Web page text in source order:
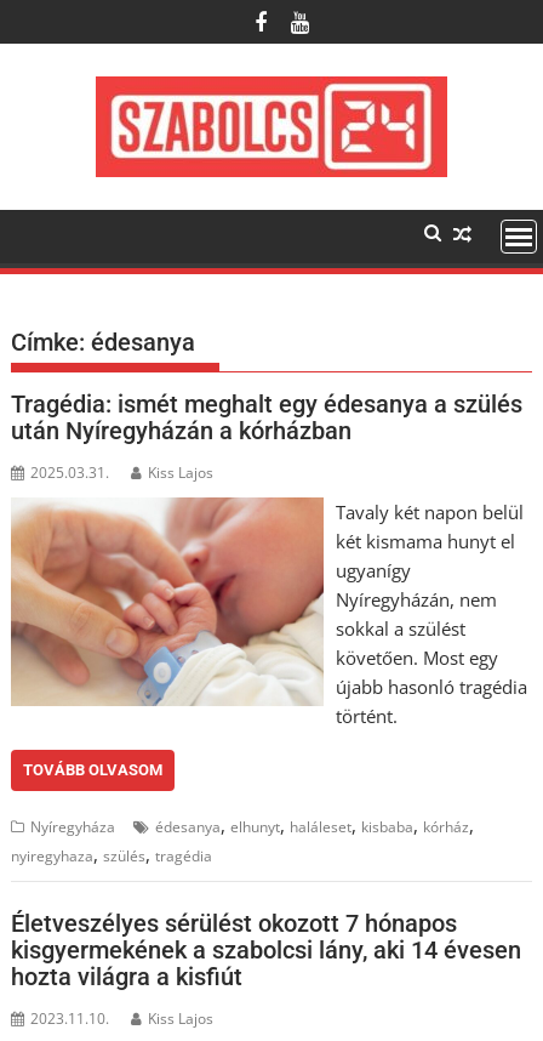
to
Címke:édesanya
Tragédia: ismét meghalt egy édesanya a szülés
után Nyíregyházán a kórházban
2025.03.31. Kiss Lajos
Tavaly két napon belül
két kismama hunyt el
ugyanígy
Nyíregyházán, nem
sokkal a szülést
követően. Most egy
újabb hasonló tragédia
történt.
TOVÁBB OLVASOM
Nyíregyháza édesanya,elhunyt, haláleset, kisbaba, kórház,
nyiregyhaza,szülés,tragédia
Életveszélyes sérülést okozott 7 hónapos
kisgyermekének a szabolcsi lány, aki 14 évesen
hozta világra a kisfiút
2023.11.10. Kiss Lajos